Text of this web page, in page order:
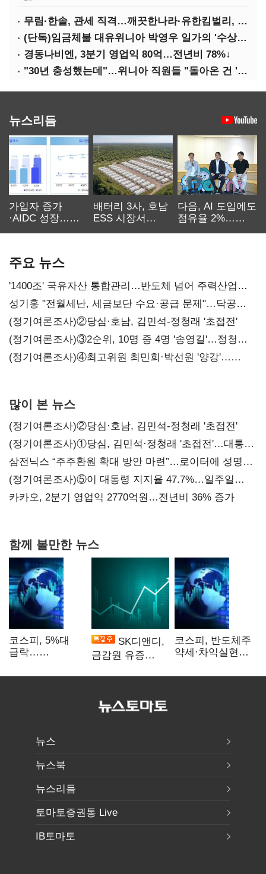
무림·한솔, 관세 직격…깨끗한나라·유한킴벌리, 수익성 악화
(단독)임금체불 대유위니아 박영우 일가의 '수상한 별장'
경동나비엔, 3분기 영업익 80억…전년비 78%↓
"30년 충성했는데"…위니아 직원들 "돌아온 건 '배신'"
뉴스리듬
가입자 증가
·AIDC 성장…
배터리 3사, 호남
ESS 시장서
다음, AI 도입에도
점유율 2%…
주요 뉴스
'1400조' 국유자산 통합관리…반도체 넘어 주력산업
구조혁신
성기홍 "전월세난, 세금보단 수요·공급 문제"…닥공
시사
(정기여론조사)②당심·호남, 김민석-정청래 '초접전'
(정기여론조사)③2순위, 10명 중 4명 '송영길'…정청래
'한 자릿수'
(정기여론조사)④최고위원 최민희·박선원 '양강'…
많이 본 뉴스
(정기여론조사)②당심·호남, 김민석-정청래 '초접전'
(정기여론조사)①당심, 김민석·정청래 '초접전'…대통령
지지도 '50% 아래로'(종합)
삼전닉스 “주주환원 확대 방안 마련”…로이터에 성명
보내
(정기여론조사)⑤이 대통령 지지율 47.7%…일주일
만에 다시 40%대
카카오, 2분기 영업익 2770억원…전년비 36% 증가
함께 볼만한 뉴스
코스피, 5%대
급락…
발동
SK디앤디,
금감원 유증
상한가
코스피, 반도체주
약세·차익실현에
뉴스
뉴스북
뉴스리듬
토마토증권통 Live
IB토마토